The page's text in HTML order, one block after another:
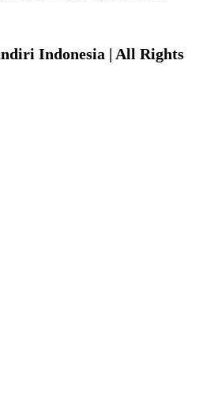
Indonesia | All Rights